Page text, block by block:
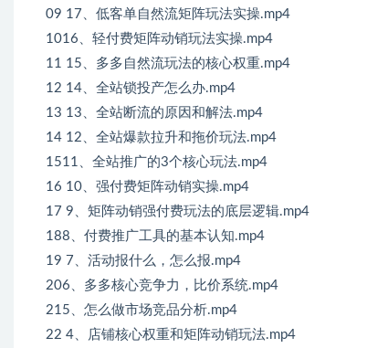
09 17、低客单自然流矩阵玩法实操.mp4
1016、轻付费矩阵动销玩法实操.mp4
11 15、多多自然流玩法的核心权重.mp4
12 14、全站锁投产怎么办.mp4
13 13、全站断流的原因和解法.mp4
14 12、全站爆款拉升和拖价玩法.mp4
1511、全站推广的3个核心玩法.mp4
16 10、强付费矩阵动销实操.mp4
17 9、矩阵动销强付费玩法的底层逻辑.mp4
188、付费推广工具的基本认知.mp4
19 7、活动报什么，怎么报.mp4
206、多多核心竞争力，比价系统.mp4
215、怎么做市场竞品分析.mp4
22 4、店铺核心权重和矩阵动销玩法.mp4